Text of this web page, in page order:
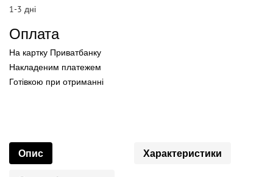
1-3 дні
Оплата
На картку Приватбанку
Накладеним платежем
Готівкою при отриманні
Опис Характеристики